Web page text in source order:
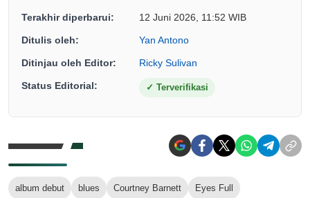
Terakhir diperbarui: 12 Juni 2026, 11:52 WIB
Ditulis oleh: Yan Antono
Ditinjau oleh Editor: Ricky Sulivan
Status Editorial: ✓ Terverifikasi
album debut blues Courtney Barnett Eyes Full